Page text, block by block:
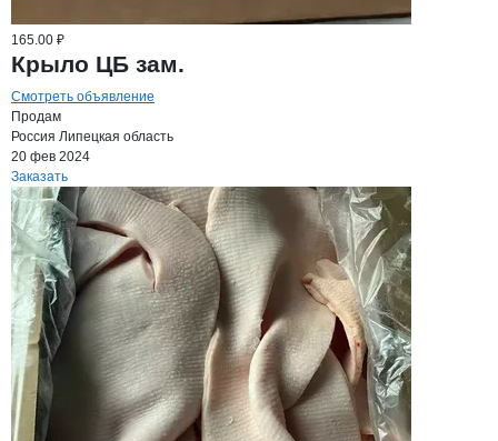
165.00 ₽
Крыло ЦБ зам.
Смотреть объявление
Продам
Россия Липецкая область
20 фев 2024
Заказать